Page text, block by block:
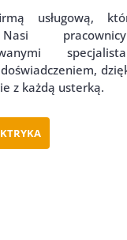
usługową,
z każdą usterką.